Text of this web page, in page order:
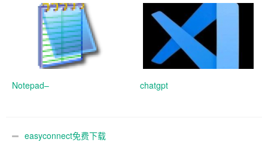
Notepad– chatgpt
easyconnect免费下载